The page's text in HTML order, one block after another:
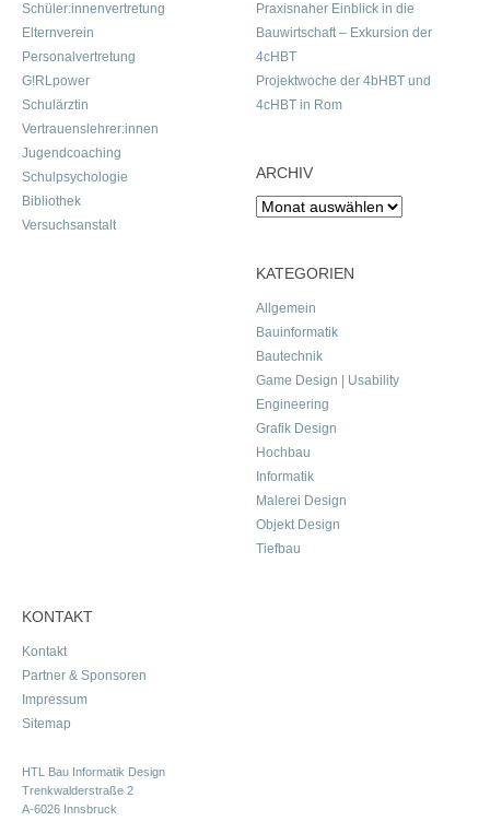
Schüler:innenvertretung
Elternverein
Personalvertretung
G!RLpower
Schulärztin
Vertrauenslehrer:innen
Jugendcoaching
Schulpsychologie
Bibliothek
Versuchsanstalt
Praxisnaher Einblick in die
Bauwirtschaft – Exkursion der
4cHBT
Projektwoche der 4bHBT und
4cHBT in Rom
ARCHIV
Archiv
KATEGORIEN
Allgemein
Bauinformatik
Bautechnik
Game Design | Usability
Engineering
Grafik Design
Hochbau
Informatik
Malerei Design
Objekt Design
Tiefbau
KONTAKT
Kontakt
Partner & Sponsoren
Impressum
Sitemap
HTL Bau Informatik Design
Trenkwalderstraße 2
A-6026 Innsbruck